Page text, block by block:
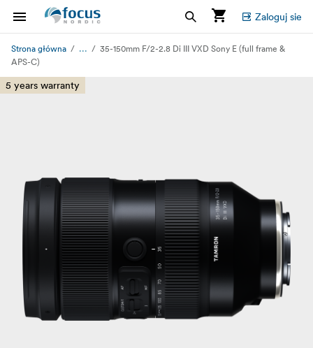
Zaloguj sie
Strona główna ...
35-150mm F/2-2.8 Di III VXD Sony E (full frame &
APS-C)
5 years warranty